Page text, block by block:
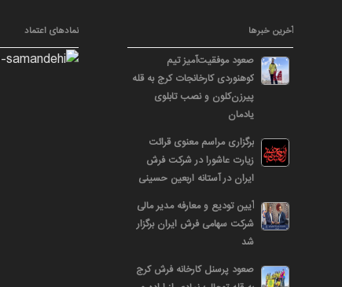
آخرین خبرها
صعود موفقیت‌آمیز تیم
کوهنوردی کارخانجات کرج به قله
پیرزن‌کلون و نصب تابلوی
یادمان
برگزاری مراسم معنوی قرائت
زیارت عاشورا در شرکت فرش
ایران در آستانه اربعین حسینی
آیین تودیع و معارفه مدیر مالی
شرکت سهامی فرش ایران برگزار
شد
صعود پرسنل کارخانه فرش کرج
نمادهای اعتماد